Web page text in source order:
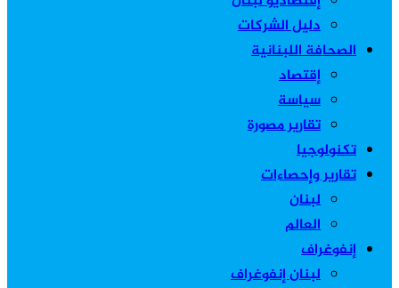
دليل الشركات
الصحافة اللبنانية
إقتصاد
سياسة
تقارير مصورة
تكنولوجيا
تقارير وإحصاءات
لبنان
العالم
إنفوغراف
لبنان إنفوغراف